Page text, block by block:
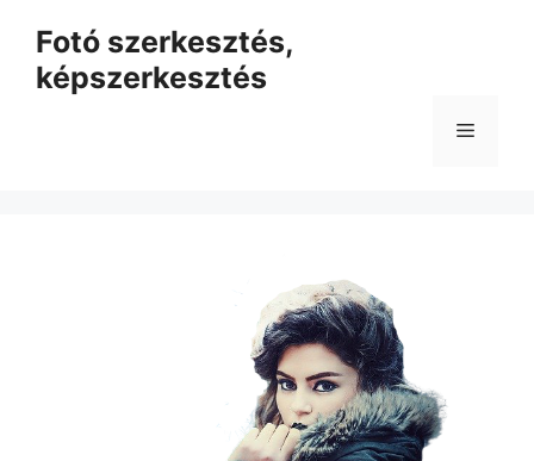
tartalomba
Fotó szerkesztés,
képszerkesztés
Menü